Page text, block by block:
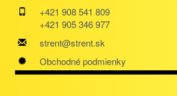
+421 908 541 809
+421 905 346 977
strent@strent.sk
Obchodné podmienky